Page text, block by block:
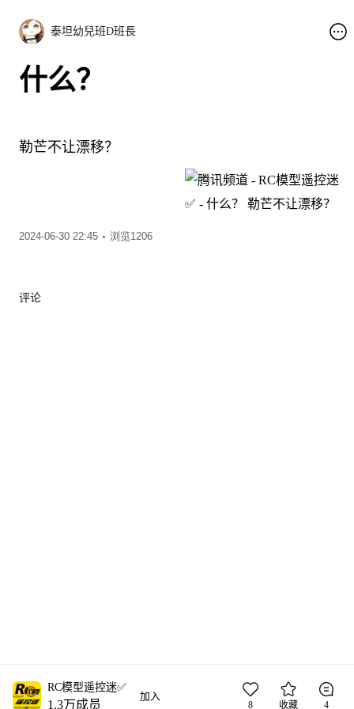
泰坦幼兒班D班長
什么？
勒芒不让漂移？
2024-06-30 22:45 浏览1206
评论
RC模型遥控迷✅
1.3万成员
加入
8 收藏 4